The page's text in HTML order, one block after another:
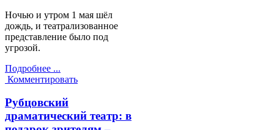
Ночью и утром 1 мая шёл
дождь, и театрализованное
представление было под
угрозой.
Подробнее ...
Комментировать
Рубцовский
драматический театр: в